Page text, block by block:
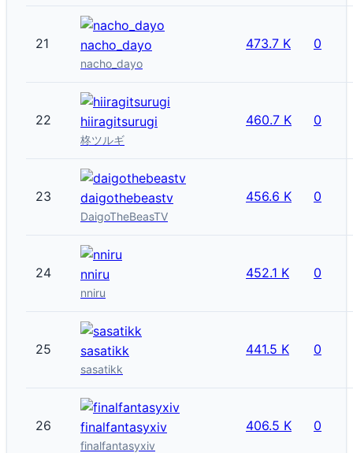
21 nacho_dayo
nacho_dayo
473.7 K 0
22 hiiragitsurugi
柊ツルギ
460.7 K 0
23 daigothebeastv
DaigoTheBeasTV
456.6 K 0
24 nniru
nniru
452.1 K 0
25 sasatikk
sasatikk
441.5 K 0
26 finalfantasyxiv
finalfantasyxiv
406.5 K 0